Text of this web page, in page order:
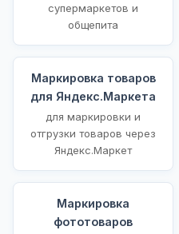
супермаркетов и
общепита
Маркировка товаров
для Яндекс.Маркета
для маркировки и
отгрузки товаров через
Яндекс.Маркет
Маркировка
фототоваров